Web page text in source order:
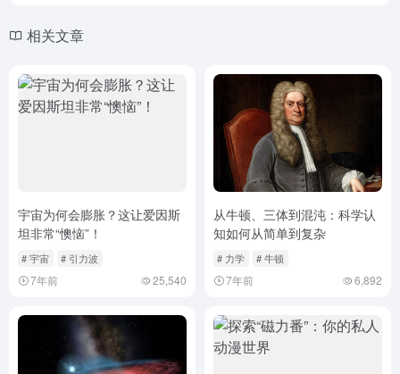
相关文章
宇宙为何会膨胀？这让爱因斯
坦非常“懊恼”！
# 宇宙 # 引力波
7年前 25,540
从牛顿、三体到混沌：科学认
知如何从简单到复杂
# 力学 # 牛顿
7年前 6,892